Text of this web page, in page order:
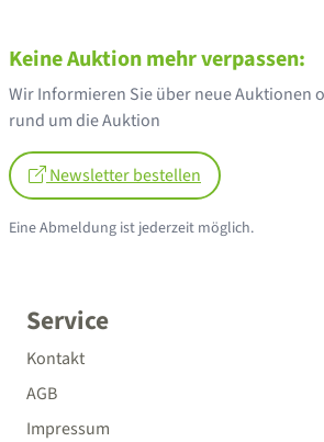
Service
Kontakt
AGB
Impressum
Keine Auktion mehr verpassen:
Wir Informieren Sie über neue Auktionen
rund um die Auktion
Newsletter bestellen
Eine Abmeldung ist jederzeit möglich.